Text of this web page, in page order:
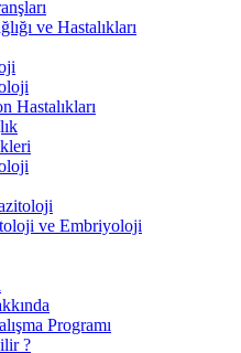
ve Hastalıkları
Hastalıkları
ve Embriyoloji
Programı
?